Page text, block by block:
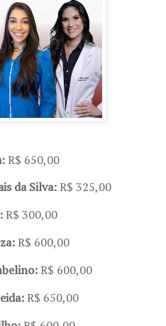
R$ 650,00
da Silva:R$ 325,00
R$ 300,00
R$ 600,00
R$ 600,00
R$ 650,00